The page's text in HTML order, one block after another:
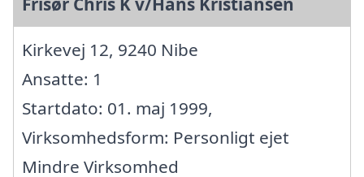
Kirkevej 12, 9240 Nibe
Ansatte: 1
Startdato: 01. maj 1999,
Virksomhedsform: Personligt ejet
Mindre Virksomhed